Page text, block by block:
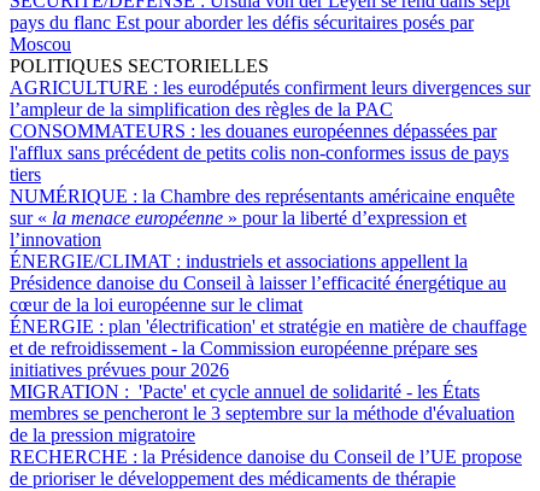
pays du flanc Est pour aborder les défis sécuritaires posés par
Moscou
POLITIQUES SECTORIELLES
AGRICULTURE : les eurodéputés confirment leurs divergences sur
l’ampleur de la simplification des règles de la PAC
CONSOMMATEURS : les douanes européennes dépassées par
l'afflux sans précédent de petits colis non-conformes issus de pays
tiers
NUMÉRIQUE : la Chambre des représentants américaine enquête
sur « la menace européenne » pour la liberté d’expression et
l’innovation
ÉNERGIE/CLIMAT : industriels et associations appellent la
Présidence danoise du Conseil à laisser l’efficacité énergétique au
cœur de la loi européenne sur le climat
ÉNERGIE : plan 'électrification' et stratégie en matière de chauffage
et de refroidissement - la Commission européenne prépare ses
initiatives prévues pour 2026
MIGRATION : 'Pacte' et cycle annuel de solidarité - les États
membres se pencheront le 3 septembre sur la méthode d'évaluation
de la pression migratoire
RECHERCHE : la Présidence danoise du Conseil de l’UE propose
de prioriser le développement des médicaments de thérapie